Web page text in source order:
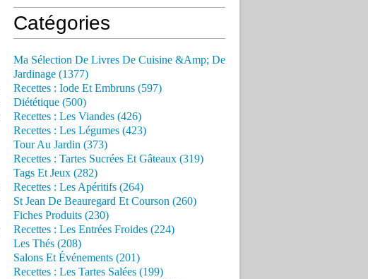
Catégories
Ma Sélection De Livres De Cuisine &Amp; De
Jardinage (1377)
Recettes : Iode Et Embruns (597)
Diététique (500)
Recettes : Les Viandes (426)
Recettes : Les Légumes (423)
Tour Au Jardin (373)
Recettes : Tartes Sucrées Et Gâteaux (319)
Tags Et Jeux (282)
Recettes : Les Apéritifs (264)
St Jean De Beauregard Et Courson (260)
Fiches Produits (230)
Recettes : Les Entrées Froides (224)
Les Thés (208)
Salons Et Événements (201)
Recettes : Les Tartes Salées (199)